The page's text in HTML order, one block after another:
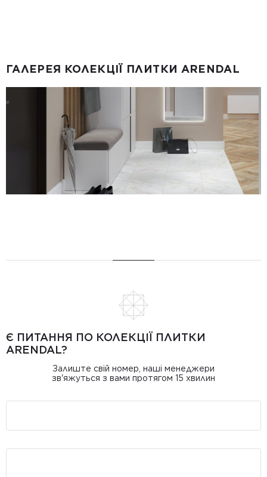
ГАЛЕРЕЯ КОЛЕКЦІЇ ПЛИТКИ ARENDAL
Є ПИТАННЯ ПО КОЛЕКЦІЇ ПЛИТКИ
ARENDAL?
Залиште свій номер, наші менеджери
зв'яжуться з вами протягом 15 хвилин